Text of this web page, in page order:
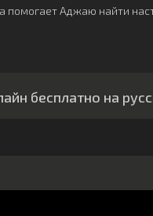
помогает Аджаю найти
бесплатно на